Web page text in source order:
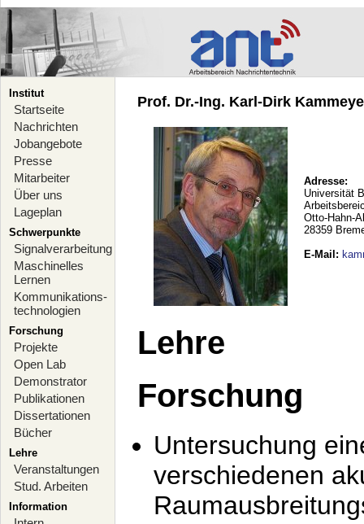
Institut
Startseite
Nachrichten
Jobangebote
Presse
Mitarbeiter
Über uns
Lageplan
Schwerpunkte
Signalverarbeitung
Maschinelles
Lernen
Kommunikations-
technologien
Forschung
Projekte
Open Lab
Demonstrator
Publikationen
Dissertationen
Bücher
Lehre
Veranstaltungen
Stud. Arbeiten
Information
Prof. Dr.-Ing. Karl-Dirk
Adresse:
Universität
Otto-Hahn-
28359
E-Mail :
Lehre
Forschung
Untersuchung
verschiedenen